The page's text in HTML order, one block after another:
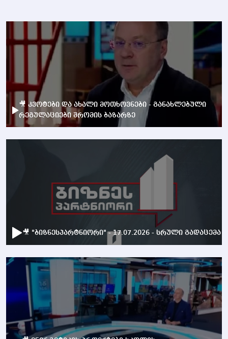
🎥 კვოტები და ახალი მოთხოვნები - განახლებული
რეგულაციები შრომის ბაზარზე
🎥 "ბიზნესპარტნიორი" - 17.07.2026 - სრული გადაცემა